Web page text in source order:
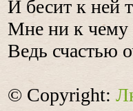
И бесит к ней
Мне ни к чему
Ведь счастью
© Copyright: